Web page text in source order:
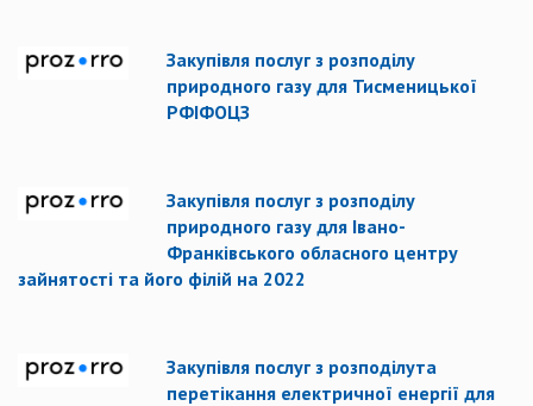
Закупівля послуг з розподілу
природного газу для Тисменицької
РФІФОЦЗ
Закупівля послуг з розподілу
природного газу для Івано-
Франківського обласного центру
зайнятості та його філій на 2022
Закупівля послуг з розподілута
перетікання електричної енергії для